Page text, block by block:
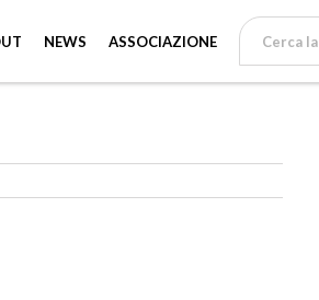
NEWS ASSOCIAZIONE